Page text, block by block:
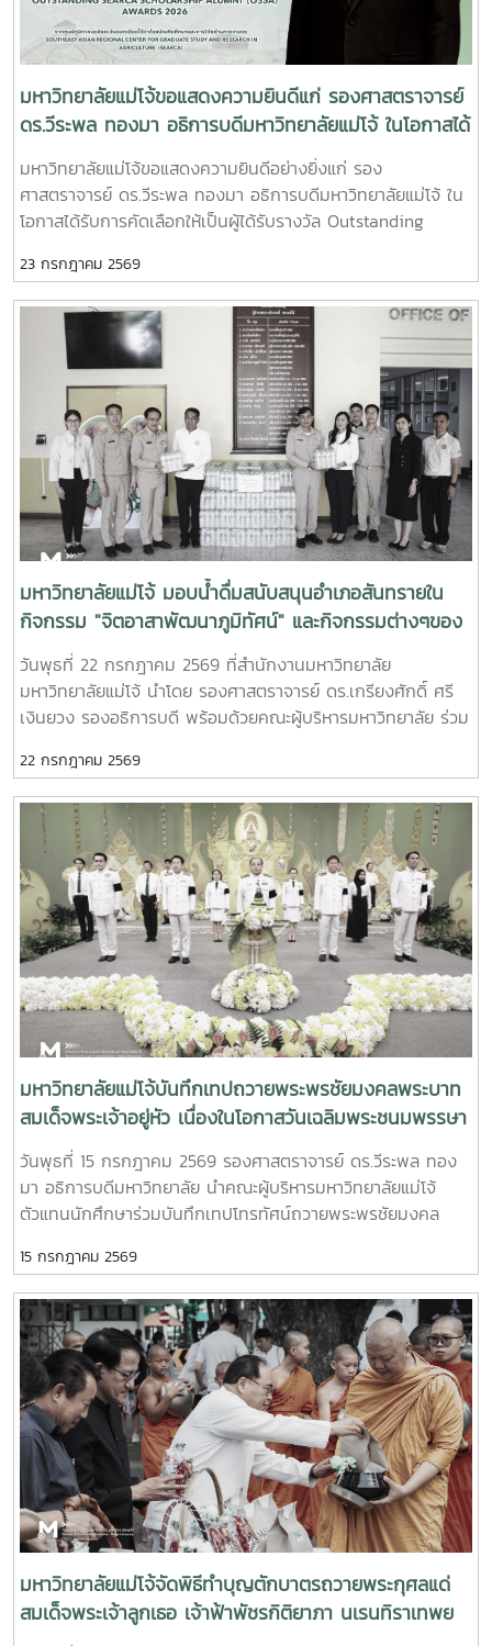
เปลี่ยนแปลงของโลกยุคดิจิทัล และยกระดับศักยภาพด้านการ
ศึกษา วิจัย และนวัตกรรมอย่างยั่งยืน
ความจงรักภักดี ถวายความอาลัยและน้อมรำลึกในพระ
มหากรุณาธิคุณอย่างหาที่สุดมิได้
มหาวิทยาลัยแม่โจ้ขอแสดงความยินดีแก่ รองศาสตราจารย์
ดร.วีระพล ทองมา อธิการบดีมหาวิทยาลัยแม่โจ้ ในโอกาสได้
รับรางวัล Outstanding SEARCA Scholarship Alumni
(OSSA) Awards 2026
มหาวิทยาลัยแม่โจ้ขอแสดงความยินดีอย่างยิ่งแก่ รอง
ศาสตราจารย์ ดร.วีระพล ทองมา อธิการบดีมหาวิทยาลัยแม่โจ้ ใน
โอกาสได้รับการคัดเลือกให้เป็นผู้ได้รับรางวัล Outstanding
ศูนย์ภูมิภาคเอเชียตะวันออกเฉียงใต้ว่าด้วยบัณฑิตศึกษาและการ
วิจัยด้านการเกษตร หรือ Southeast Asian Regional Center
for Graduate Study and Research in Agriculture
(SEARCA) นับเป็นรางวัลเกียรติยศระดับภูมิภาคที่มอบแก่ศิษย์เก่า
ทุน SEARCA ผู้มีความสำเร็จโดดเด่นทางวิชาชีพ มีภาวะผู้นำ และ
สร้างคุณูปการสำคัญต่อการพัฒนาการเกษตร ชนบท ชุมชน และ
สังคมอย่างยั่งยืนรางวัล Outstanding SEARCA Scholarship
Alumni (OSSA) จัดตั้งขึ้นเพื่อเชิดชูเกียรติศิษย์เก่าผู้ได้รับทุนการ
ศึกษาระดับบัณฑิตศึกษาจาก SEARCA ซึ่งได้นำองค์ความรู้
ประสบการณ์ และศักยภาพที่ได้รับจากการศึกษาไปสร้างคุณ
ประโยชน์ต่อองค์กร ชุมชน ประเทศ และภูมิภาคเอเชียตะวันออก
เฉียงใต้ ตลอดจนเป็นแบบอย่างที่สะท้อนค่านิยมและปรัชญาของ
SEARCA ผ่านความสำเร็จในวิชาชีพ การบริการสาธารณะ และ
การอุทิศตนเพื่อส่วนรวมในปี 2026 การพิจารณารางวัล
ครอบคลุมผลงานสำคัญ 4 ด้าน ได้แก่ การสอน (Teaching) การ
วิจัย (Research) การบริการสาธารณะและการพัฒนาชุมชน
(Public Service and Community Development) และธุรกิจ
การเกษตรและการเป็นผู้ประกอบการ (Agribusiness and
ผลกระทบอย่างเป็นรูปธรรมต่อการพัฒนาการเกษตรและชนบท
อย่างยั่งยืน โดยในปีนี้ การมอบรางวัล OSSA Awards 2026 มี
ความสำคัญเป็นพิเศษ เนื่องจากจัดขึ้นในวาระเฉลิมฉลอง ครบ
รอบ 60 ปีของ SEARCA ซึ่งเป็นองค์กรระดับภูมิภาคภายใต้ the
Southeast Asian Ministers of Education (SEAMEO) และมี
บทบาทสำคัญในการพัฒนาศักยภาพบุคลากร ส่งเสริมการศึกษา
และการวิจัย ตลอดจนสร้างเครือข่ายความร่วมมือเพื่อการ
พัฒนาการเกษตรและชนบทในภูมิภาคเอเชียตะวันออกเฉียงใต้มา
อย่างต่อเนื่องจากศิษย์เก่าทุน DAAD–SEARCA สู่ผู้นำ
มหาวิทยาลัยด้านการเกษตรรองศาสตราจารย์ ดร.วีระพล ทองมา
เป็นศิษย์เก่าของ University of the Philippines Los Baños
(UPLB) ประเทศฟิลิปปินส์ โดยได้รับทุนการศึกษาระดับปริญญา
เอกจาก German Academic Exchange Service (DAAD)–
SEARCA Scholarship และสำเร็จการศึกษาระดับ Doctor of
Philosophy (Ph.D.) in Extension Education จาก
University of the Philippines Los Baños ในปี ค.ศ.
2001ประสบการณ์ทางวิชาการและการสร้างเครือข่ายความร่วมมือ
ระหว่างประเทศในช่วงการศึกษาที่ UPLB ได้เป็นส่วนสำคัญในการ
หล่อหลอมแนวคิดด้านการพัฒนาการศึกษา การเกษตร และชุมชน
ตลอดจนการสร้างความร่วมมือระหว่างสถาบันอุดมศึกษา ซึ่งต่อ
มาได้ถูกนำมาขยายผลอย่างต่อเนื่องตลอดเส้นทางการทำงานและ
การบริหารมหาวิทยาลัยSEARCA ยกย่องภาวะผู้นำเพื่อการพัฒนา
ชนบทและชุมชนอย่างยั่งยืนการได้รับรางวัล OSSA Awards 2026
ของ รองศาสตราจารย์ ดร.วีระพล ทองมา นับเป็นการยอมรับใน
ระดับนานาชาติต่อภาวะผู้นำและความมุ่งมั่นในการขับเคลื่อน
สถาบันอุดมศึกษาให้เป็นกลไกสำคัญของการพัฒนาชนบท ชุมชน
และภาคการเกษตรอย่างยั่งยืน โดย SEARCA ยกย่องท่านในฐานะ
ผู้นำที่มีความมุ่งมั่นในการ เปลี่ยนบทบาทของการอุดมศึกษาให้
เป็นพลังขับเคลื่อนการพัฒนาชนบทและชุมชน โดยภายใต้การนำ
ของท่าน มหาวิทยาลัยแม่โจ้ได้ส่งเสริมการพัฒนาการท่องเที่ยว
เสริมสร้างความเข้มแข็งของวิสาหกิจและเศรษฐกิจท้องถิ่น การส่ง
เสริมการใช้พลังงานหมุนเวียน ตลอดจนการขับเคลื่อนแนวคิด
23 กรกฎาคม 2569
มหาวิทยาลัยแม่โจ้ มอบน้ำดื่มสนับสนุนอำเภอสันทรายใน
กิจกรรม "จิตอาสาพัฒนาภูมิทัศน์" และกิจกรรมต่างๆของ
อำเภอสันทราย
วันพุธที่ 22 กรกฎาคม 2569 ที่สำนักงานมหาวิทยาลัย
มหาวิทยาลัยแม่โจ้ นำโดย รองศาสตราจารย์ ดร.เกรียงศักดิ์ ศรี
เงินยวง รองอธิการบดี พร้อมด้วยคณะผู้บริหารมหาวิทยาลัย ร่วม
100 แพ็ค เพื่อใช้ในกิจกรรม “จิตอาสาพัฒนาภูมิทัศน์ อำเภอ
สันทราย จังหวัดเชียงใหม่” ซึ่งจัดขึ้นเนื่องในโอกาสวันสำคัญของ
ชาติไทย เพื่อเฉลิมพระเกียรติพระบาทสมเด็จพระเจ้าอยู่หัว เนื่องใน
โอกาสวันเฉลิมพระชนมพรรษา 28 กรกฎาคม 2569 พร้อมทั้ง
สนับสนุนโครงการ “ชาวเชียงใหม่ปลูกป่า รักษ์โลก เพิ่มพื้นที่สี
เขียวสู่ชุมชน” แก่ผู้เข้าร่วมกิจกรรมและประชาชนที่มาใช้บริการ
22 กรกฎาคม 2569
มหาวิทยาลัยแม่โจ้บันทึกเทปถวายพระพรชัยมงคลพระบาท
สมเด็จพระเจ้าอยู่หัว เนื่องในโอกาสวันเฉลิมพระชนมพรรษา
28 กรกฎาคม 2569
วันพุธที่ 15 กรกฎาคม 2569 รองศาสตราจารย์ ดร.วีระพล ทอง
มา อธิการบดีมหาวิทยาลัย นำคณะผู้บริหารมหาวิทยาลัยแม่โจ้
ตัวแทนนักศึกษาร่วมบันทึกเทปโทรทัศน์ถวายพระพรชัยมงคล
พระวชิรเกล้าเจ้าอยู่หัว เนื่องในโอกาสวันเฉลิมพระชนมพรรษา 28
กรกฎาคม 2569 เพื่อแสดงความจงรักภักดีและสำนึกในพระ
มหากรุณาธิคุณ ณ สถานีวิทยุโทรทัศน์แห่งประเทศไทย (NBT)
จังหวัดเชียงใหม่
15 กรกฎาคม 2569
มหาวิทยาลัยแม่โจ้จัดพิธีทำบุญตักบาตรถวายพระกุศลแด่
สมเด็จพระเจ้าลูกเธอ เจ้าฟ้าพัชรกิติยาภา นเรนทิราเทพย